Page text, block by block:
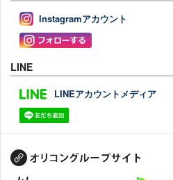
Instagramアカウント
LINE
LINEアカウントメディア